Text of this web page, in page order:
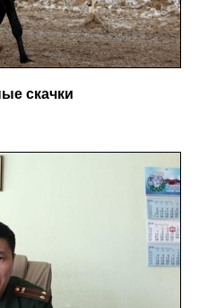
скачки